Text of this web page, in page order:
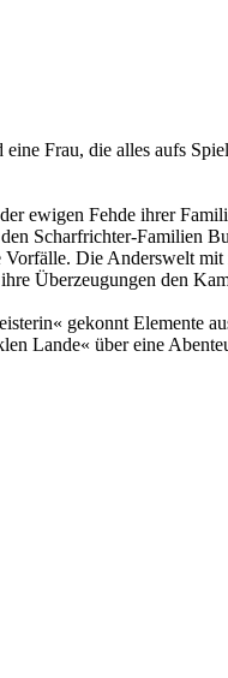
Frau, die alles aufs
ewigen Fehde ihrer
Scharfrichter-Familien
Die Anderswelt
Überzeugungen den
gekonnt Elemente
Lande« über eine